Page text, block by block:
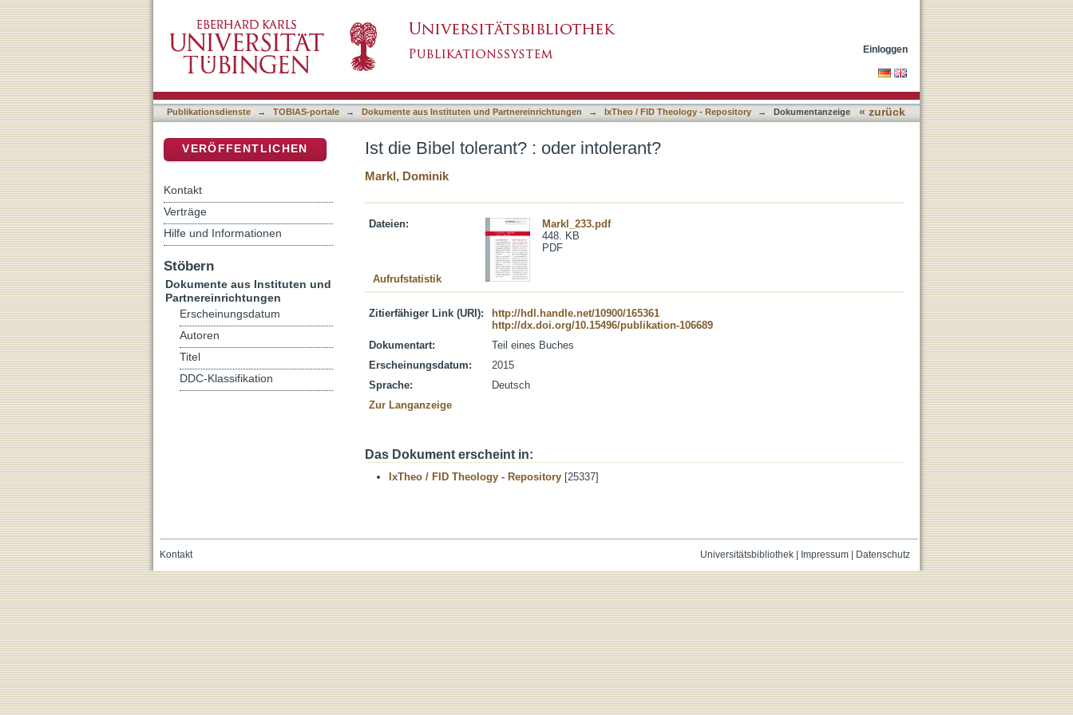
Einloggen
Publikationsdienste → TOBIAS-portale → Dokumente aus Instituten und Partnereinrichtungen → IxTheo / FID Theology - Repository → Dokumentanzeige « zurück
Ist die Bibel tolerant? : oder intolerant?
Markl, Dominik
Dateien:
Markl_233.pdf
448. KB
PDF
Aufrufstatistik
Zitierfähiger Link (URI):
http://hdl.handle.net/10900/165361
http://dx.doi.org/10.15496/publikation-106689
Dokumentart:
Teil eines Buches
Erscheinungsdatum:
2015
Sprache:
Deutsch
Zur Langanzeige
Das Dokument erscheint in:
IxTheo / FID Theology - Repository [25337]
VERÖFFENTLICHEN
Kontakt
Verträge
Hilfe und Informationen
Stöbern
Dokumente aus Instituten und
Partnereinrichtungen
Erscheinungsdatum
Autoren
Titel
DDC-Klassifikation
Universitätsbibliothek| Impressum| Datenschutz
Kontakt